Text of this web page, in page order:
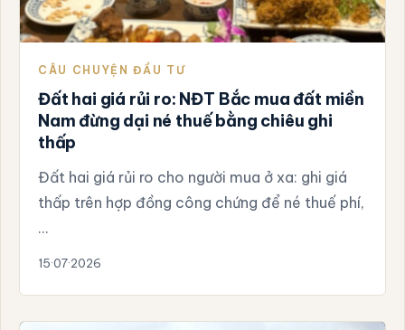
CÂU CHUYỆN ĐẦU TƯ
Đất hai giá rủi ro: NĐT Bắc mua đất miền
Nam đừng dại né thuế bằng chiêu ghi
thấp
Đất hai giá rủi ro cho người mua ở xa: ghi giá
thấp trên hợp đồng công chứng để né thuế phí,
…
15·07·2026